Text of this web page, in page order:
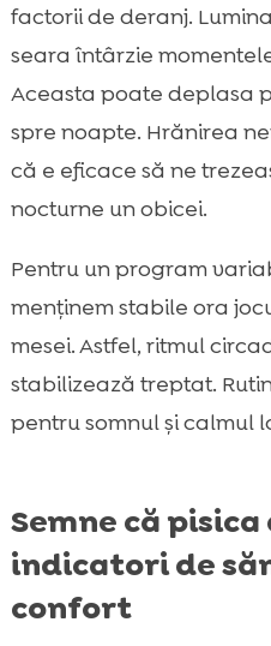
factorii de deranj.
seara întârzie
Aceasta poate deplasa
spre noapte. Hrănirea
că e eficace să ne
nocturne un obicei.
Pentru un program
menținem stabile ora
mesei. Astfel, ritmul
stabilizează treptat.
pentru somnul și calmul
Semne că
indicatori de
confort